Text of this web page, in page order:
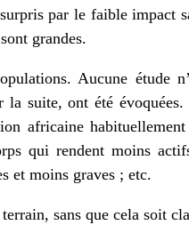
par le faible impact
grandes.
Aucune étude
suite, ont été
africaine
qui rendent moins
et moins graves ; etc.
sans que cela soit